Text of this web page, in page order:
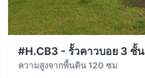
#H.CB3 - รั้วคาวบอย 3 ชั้น
ความสูงจากพื้นดิน 120 ซม